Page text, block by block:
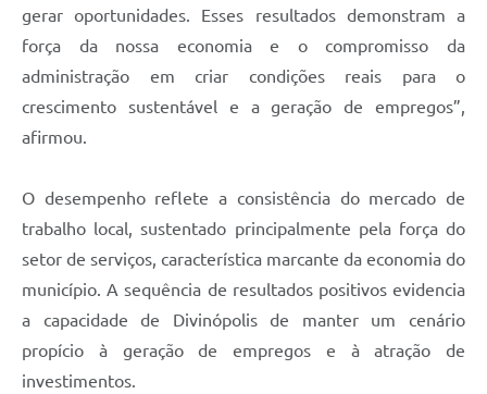
gerar oportunidades. Esses resultados demonstram a
força da nossa economia e o compromisso da
administração em criar condições reais para o
crescimento sustentável e a geração de empregos”,
afirmou.
O desempenho reflete a consistência do mercado de
trabalho local, sustentado principalmente pela força do
setor de serviços, característica marcante da economia do
município. A sequência de resultados positivos evidencia
a capacidade de Divinópolis de manter um cenário
propício à geração de empregos e à atração de
investimentos.